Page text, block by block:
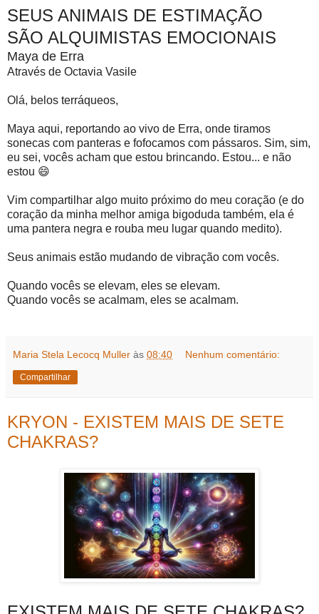
SEUS ANIMAIS DE ESTIMAÇÃO
SÃO ALQUIMISTAS EMOCIONAIS
Maya de Erra
Através de Octavia Vasile
Olá, belos terráqueos,
Maya aqui, reportando ao vivo de Erra, onde tiramos
sonecas com panteras e fofocamos com pássaros. Sim, sim,
eu sei, vocês acham que estou brincando. Estou... e não
estou 😄
Vim compartilhar algo muito próximo do meu coração (e do
coração da minha melhor amiga bigoduda também, ela é
uma pantera negra e rouba meu lugar quando medito).
Seus animais estão mudando de vibração com vocês.
Quando vocês se elevam, eles se elevam.
Quando vocês se acalmam, eles se acalmam.
Maria Stela Lecocq Muller às 08:40 Nenhum comentário:
Compartilhar
KRYON - EXISTEM MAIS DE SETE
CHAKRAS?